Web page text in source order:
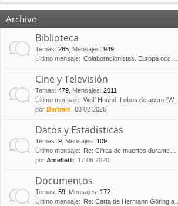
Archivo
Biblioteca
Temas: 265 Mensajes: 949
Último mensaje: Colaboracionistas. Europa occ…
Cine y Televisión
Temas: 479 Mensajes: 2011
Último mensaje: Wolf Hound. Lobos de acero [W…
por Bertram , 03 02 2026
Datos y Estadísticas
Temas: 9 Mensajes: 109
Último mensaje:
Re: Cifras de muertos durante…
por Amelletti , 17 06 2020
Documentos
Temas: 59 Mensajes: 172
Último mensaje:
Re: Carta de Hermann Göring a…